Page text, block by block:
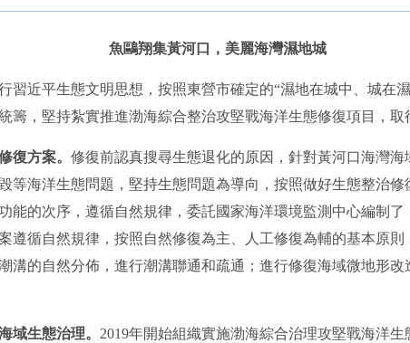
魚鷗翔集黃河口，美麗海灣濕地城
習近平生態文明思想，按照東營市確定的“濕地在城中、城在
籌，堅持紮實推進渤海綜合整治攻堅戰海洋生態修復項目，取
復方案。 修復前認真搜尋生態退化的原因，針對黃河口海灣
等海洋生態問題，堅持生態問題為導向，按照做好生態整治
能的次序，遵循自然規律，委託國家海洋環境監測中心編制
遵循自然規律，按照自然修復為主、人工修復為輔的基本原
溝的自然分佈，進行潮溝聯通和疏通；進行修復海域微地形
域生態治理。 2019年開始組織實施渤海綜合治理攻堅戰海洋